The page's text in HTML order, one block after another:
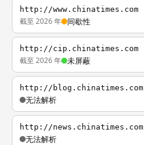
http://www.chinatimes.com
截至 2026 年 间歇性
http://cip.chinatimes.com
截至 2026 年 未屏蔽
http://blog.chinatimes.com
无法解析
http://news.chinatimes.com
无法解析